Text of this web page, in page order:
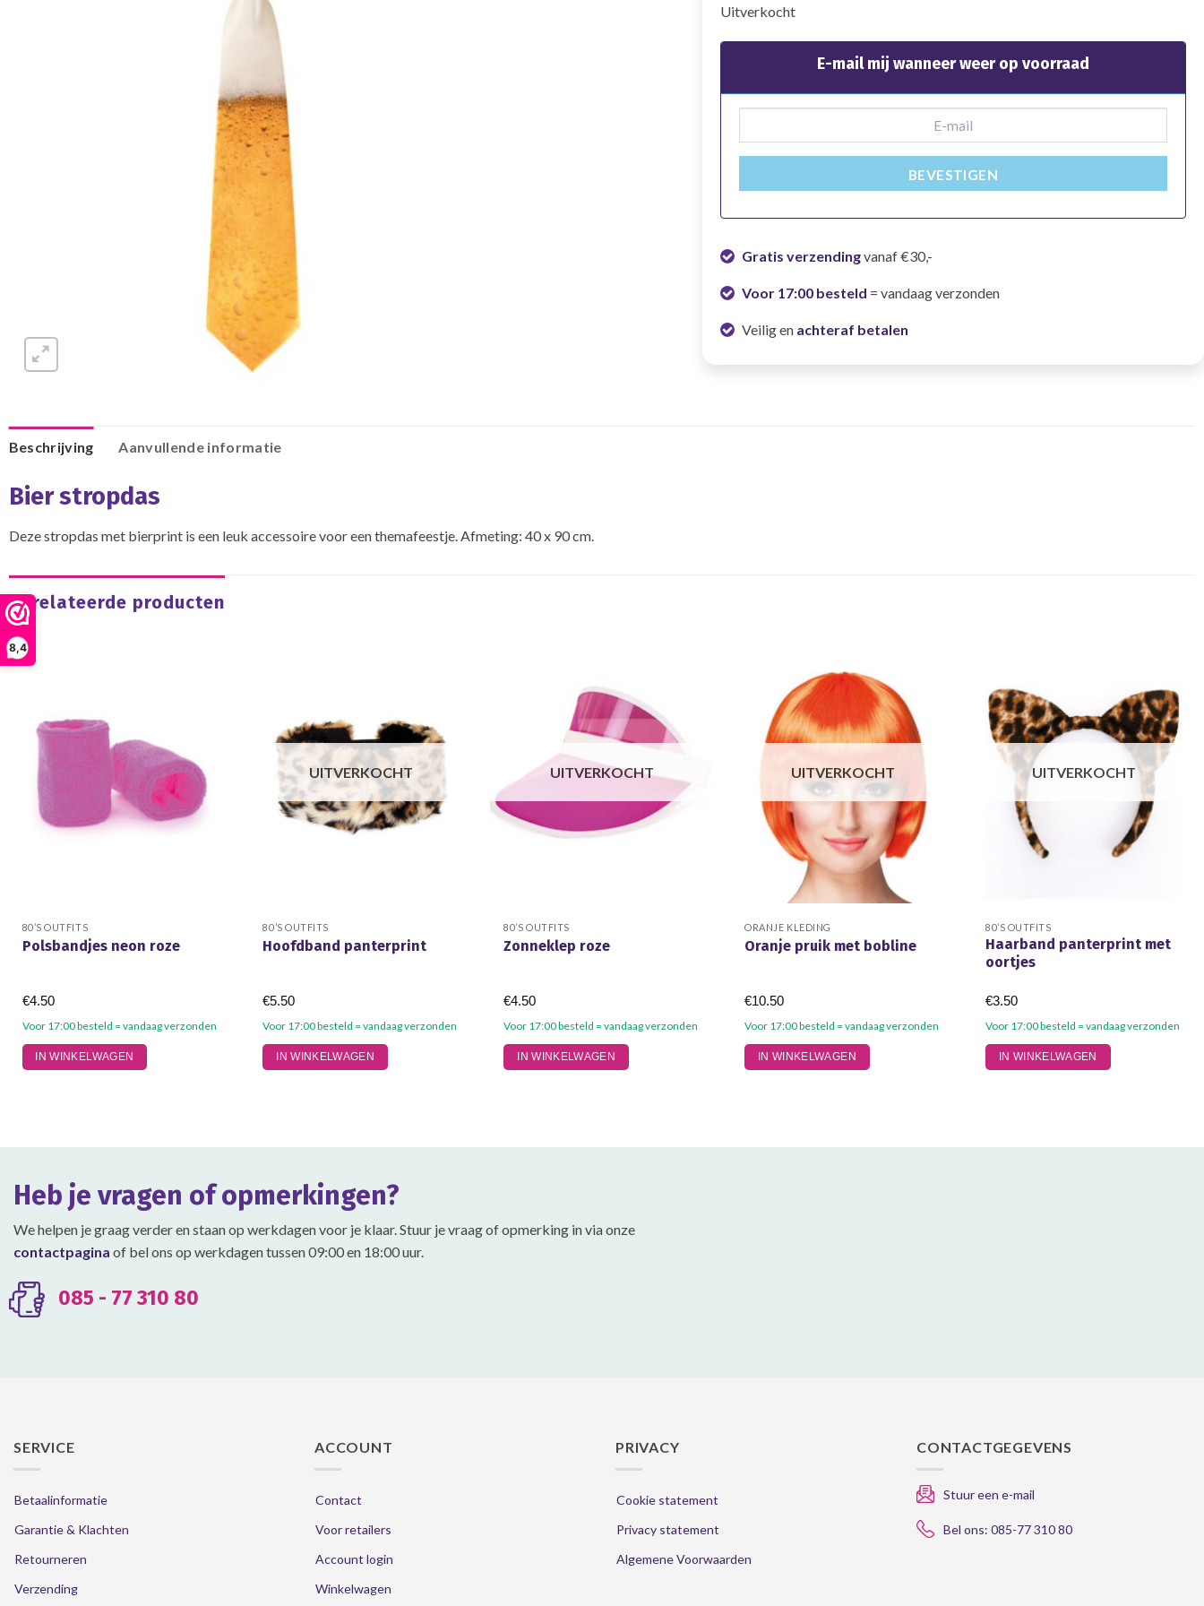
8,4
Uitverkocht
E-mail mij wanneer weer op voorraad
BEVESTIGEN
Gratis verzendingvanaf €30,-
Voor 17:00 besteld = vandaag verzonden
Veilig en achteraf betalen
Beschrijving Aanvullende informatie
Bier stropdas
Deze stropdas met bierprint is een leuk accessoire voor een themafeestje. Afmeting: 40 x 90 cm.
Gerelateerde producten
80’S OUTFITS
Polsbandjes neon roze
Voor 17:00 besteld = vandaag verzonden
€4.50
IN WINKELWAGEN
UITVERKOCHT
80’S OUTFITS
Hoofdband panterprint
Voor 17:00 besteld = vandaag verzonden
€5.50
IN WINKELWAGEN
UITVERKOCHT
80’S OUTFITS
Zonneklep roze
Voor 17:00 besteld = vandaag verzonden
€4.50
IN WINKELWAGEN
UITVERKOCHT
ORANJE KLEDING
Oranje pruik met bobline
Voor 17:00 besteld = vandaag verzonden
€10.50
IN WINKELWAGEN
UITVERKOCHT
80’S OUTFITS
Haarband panterprint met
oortjes
Voor 17:00 besteld = vandaag verzonden
€3.50
IN WINKELWAGEN
Heb je vragen of opmerkingen?
We helpen je graag verder en staan op werkdagen voor je klaar. Stuur je vraag of opmerking in via onze
contactpagina of bel ons op werkdagen tussen 09:00 en 18:00 uur.
085 - 77 310 80
SERVICE
Betaalinformatie
Garantie & Klachten
Retourneren
Verzending
ACCOUNT
Contact
Voor retailers
Account login
Winkelwagen
PRIVACY
Cookie statement
Privacy statement
Algemene Voorwaarden
CONTACTGEGEVENS
Stuur een e-mail
Bel ons: 085-77 310 80